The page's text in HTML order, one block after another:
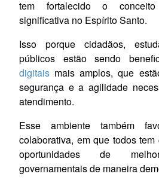
tem fortalecido o
significativa no Espírito Santo.
Isso porque cidadãos,
públicos estão sendo
digitais mais amplos, que
segurança e a agilidade
atendimento.
Esse ambiente também
colaborativa, em que todos
oportunidades de
governamentais de maneira